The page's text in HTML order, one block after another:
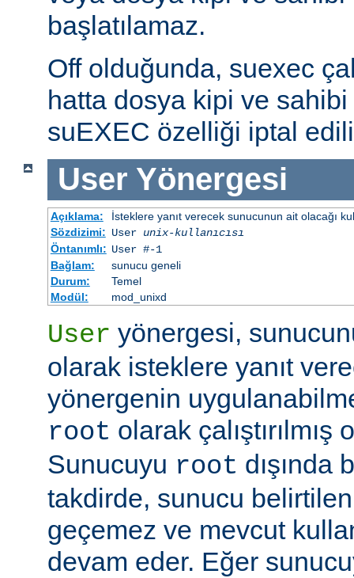
başlatılamaz.
Off olduğunda, suexec
hatta dosya kipi ve
suEXEC özelliği iptal
User Yönergesi
Açıklama:
İsteklere yanıt verecek sunucunun ait olacağı
Sözdizimi: User unix-kullanıcısı
Öntanımlı: User #-1
Bağlam:
sunucu geneli
Durum:
Temel
Modül:
mod_unixd
User yönergesi,
olarak isteklere yanıt
yönergenin
root olarak çalıştırılmış
Sunucuyu root dışında
takdirde, sunucu belirtilen
geçemez ve mevcut
devam eder. Eğer